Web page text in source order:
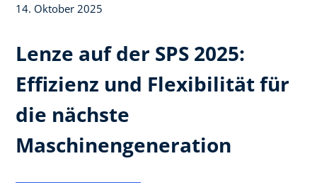
14. Oktober 2025
Lenze auf der SPS 2025:
Effizienz und Flexibilität für
die nächste
Maschinengeneration